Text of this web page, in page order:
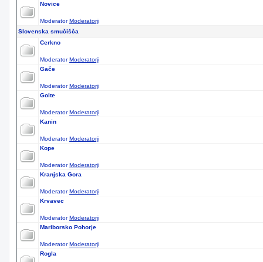
Novice
ModeratorModeratorji
Slovenska smučišča
Cerkno
ModeratorModeratorji
Gače
ModeratorModeratorji
Golte
ModeratorModeratorji
Kanin
ModeratorModeratorji
Kope
ModeratorModeratorji
Kranjska Gora
ModeratorModeratorji
Krvavec
ModeratorModeratorji
Mariborsko Pohorje
ModeratorModeratorji
Rogla